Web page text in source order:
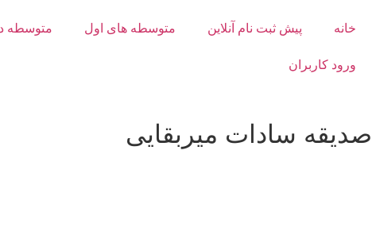
خانه پیش ثبت نام آنلاین متوسطه های اول متوسطه
ورود کاربران
صدیقه سادات میربقایی